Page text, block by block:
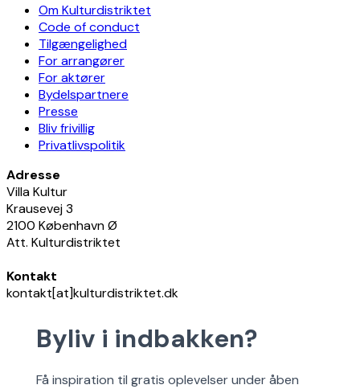
Om Kulturdistriktet
Code of conduct
Tilgængelighed
For arrangører
For aktører
Bydelspartnere
Presse
Bliv frivillig
Privatlivspolitik
Adresse
Villa Kultur
Krausevej 3
2100 København Ø
Att. Kulturdistriktet
Kontakt
kontakt[at]kulturdistriktet.dk
Byliv i indbakken?
Få inspiration til gratis oplevelser under åben